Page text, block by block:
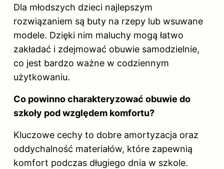
Dla młodszych dzieci najlepszym
rozwiązaniem są buty na rzepy lub wsuwane
modele. Dzięki nim maluchy mogą łatwo
zakładać i zdejmować obuwie samodzielnie,
co jest bardzo ważne w codziennym
użytkowaniu.
Co powinno charakteryzować obuwie do
szkoły pod względem komfortu?
Kluczowe cechy to dobre amortyzacja oraz
oddychalność materiałów, które zapewnią
komfort podczas długiego dnia w szkole.